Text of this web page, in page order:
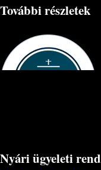
További részletek
Nyári ügyeleti rend